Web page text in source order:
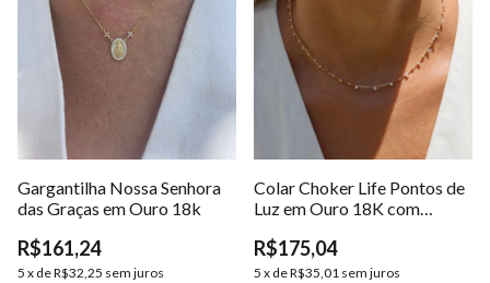
Gargantilha Nossa Senhora
das Graças em Ouro 18k
R$161,24
5 x deR$32,25 sem juros
Colar Choker Life Pontos de
Luz em Ouro 18K com
R$175,04
5 x deR$35,01 sem juros